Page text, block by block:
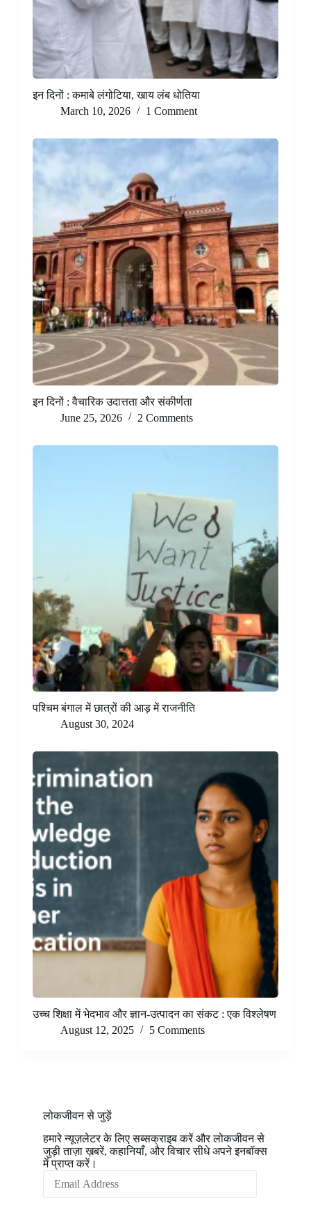
इन दिनों : कमाबे लंगोटिया, खाय लंब धोतिया
March 10, 2026
1 Comment
इन दिनों : वैचारिक उदात्तता और संकीर्णता
June 25, 2026
2 Comments
पश्चिम बंगाल में छात्रों की आड़ में राजनीति
August 30, 2024
उच्च शिक्षा में भेदभाव और ज्ञान-उत्पादन का संकट : एक विश्लेषण
August 12, 2025
5 Comments
लोकजीवन से जुड़ें
हमारे न्यूज़लेटर के लिए सब्सक्राइब करें और लोकजीवन से
जुड़ी ताज़ा ख़बरें, कहानियाँ, और विचार सीधे अपने इनबॉक्स
में प्राप्त करें।
Address